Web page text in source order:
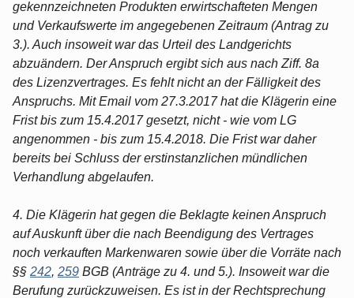
gekennzeichneten Produkten erwirtschafteten Mengen
und Verkaufswerte im angegebenen Zeitraum (Antrag zu
3.). Auch insoweit war das Urteil des Landgerichts
abzuändern. Der Anspruch ergibt sich aus nach Ziff. 8a
des Lizenzvertrages. Es fehlt nicht an der Fälligkeit des
Anspruchs. Mit Email vom 27.3.2017 hat die Klägerin eine
Frist bis zum 15.4.2017 gesetzt, nicht - wie vom LG
angenommen - bis zum 15.4.2018. Die Frist war daher
bereits bei Schluss der erstinstanzlichen mündlichen
Verhandlung abgelaufen.
4. Die Klägerin hat gegen die Beklagte keinen Anspruch
auf Auskunft über die nach Beendigung des Vertrages
noch verkauften Markenwaren sowie über die Vorräte nach
§§ 242, 259 BGB (Anträge zu 4. und 5.). Insoweit war die
Berufung zurückzuweisen. Es ist in der Rechtsprechung